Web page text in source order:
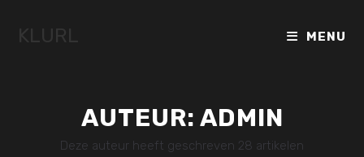
KLURL MENU
AUTEUR: ADMIN
Deze auteur heeft geschreven 28 artikelen